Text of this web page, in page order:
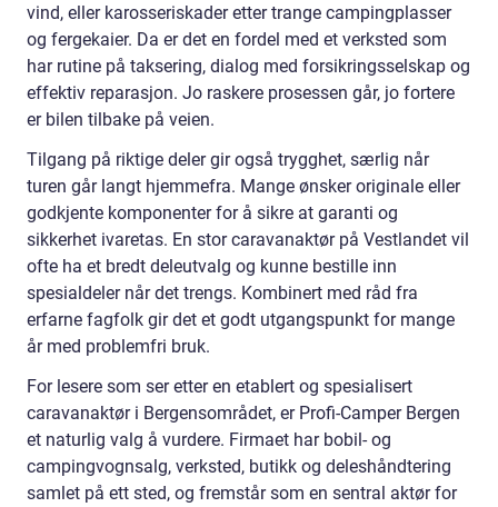
vind, eller karosseriskader etter trange campingplasser
og fergekaier. Da er det en fordel med et verksted som
har rutine på taksering, dialog med forsikringsselskap og
effektiv reparasjon. Jo raskere prosessen går, jo fortere
er bilen tilbake på veien.
Tilgang på riktige deler gir også trygghet, særlig når
turen går langt hjemmefra. Mange ønsker originale eller
godkjente komponenter for å sikre at garanti og
sikkerhet ivaretas. En stor caravanaktør på Vestlandet vil
ofte ha et bredt deleutvalg og kunne bestille inn
spesialdeler når det trengs. Kombinert med råd fra
erfarne fagfolk gir det et godt utgangspunkt for mange
år med problemfri bruk.
For lesere som ser etter en etablert og spesialisert
caravanaktør i Bergensområdet, er Profi-Camper Bergen
et naturlig valg å vurdere. Firmaet har bobil- og
campingvognsalg, verksted, butikk og deleshåndtering
samlet på ett sted, og fremstår som en sentral aktør for